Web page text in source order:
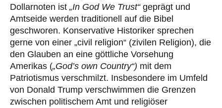
Dollarnoten ist „In God We Trust“geprägt und
Amtseide werden traditionell auf die Bibel
geschworen. Konservative Historiker sprechen
gerne von einer „civil religion“ (zivilen Religion), die
den Glauben an eine göttliche Vorsehung
Amerikas („God’s own Country“) mit dem
Patriotismus verschmilzt. Insbesondere im Umfeld
von Donald Trump verschwimmen die Grenzen
zwischen politischem Amt und religiöser